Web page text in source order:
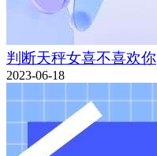
判断天秤女喜不喜欢你
2023-06-18